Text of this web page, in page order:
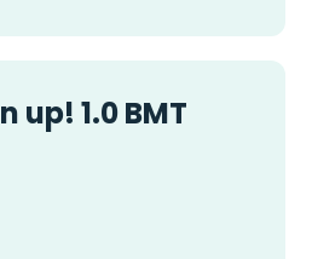
up! 1.0 BMT